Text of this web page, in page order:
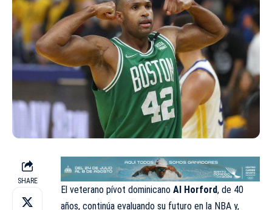
SHARE
El veterano pívot dominicano Al Horford, de 40
años, continúa evaluando su futuro en la NBA y,